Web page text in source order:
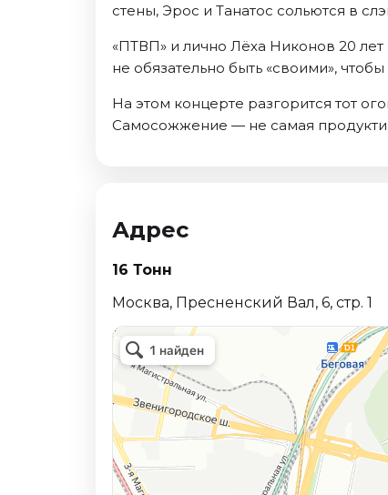
стены, Эрос и Танатос сольются в
«ПТВП» и лично Лёха Никонов 20 лет
не обязательно быть «своими»,
На этом концерте разгорится тот
Самосожжение — не самая
Адрес
16 Тонн
Москва, Пресненский Вал, 6, стр. 1